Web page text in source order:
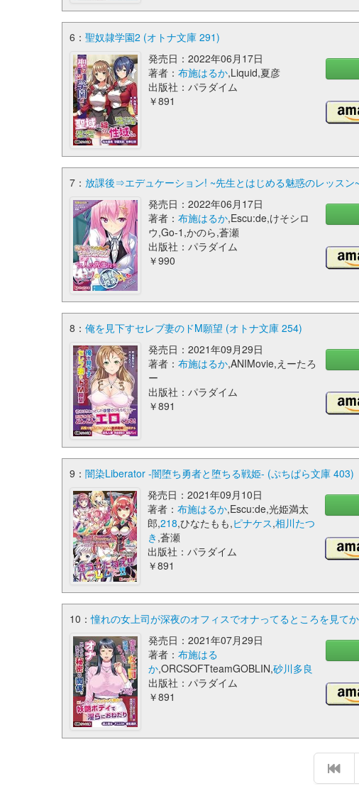
6： 聖奴隷学園2 (オトナ文庫 291)
発売日：2022年06月17日
著者：布施はるか,Liquid,夏彦
出版社：パラダイム
￥891
7： 放課後⇒エデュケーション! ~先生とはじめる魅惑のレッスン
発売日：2022年06月17日
著者：布施はるか,Escu:de,けそシロ
ウ,Go-1,かのら,蒼瀬
出版社：パラダイム
￥990
8： 俺を見下すセレブ妻のドM願望 (オトナ文庫 254)
発売日：2021年09月29日
著者：布施はるか,ANIMovie,えーたろ
ー
出版社：パラダイム
￥891
9： 闇染Liberator -闇堕ち勇者と堕ちる戦姫- (ぷちぱら文庫 403)
発売日：2021年09月10日
著者：布施はるか,Escu:de,光姫満太
郎,218,ひなたもも,ピナケス,相川たつ
き ,蒼瀬
出版社：パラダイム
￥891
10：憧れの女上司が深夜のオフィスでオナってるところを見て
発売日：2021年07月29日
著者：布施はる
か,ORCSOFTteamGOBLIN,砂川多良
出版社：パラダイム
￥891